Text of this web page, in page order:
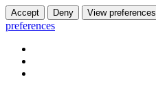
Accept Deny View preferences
preferences